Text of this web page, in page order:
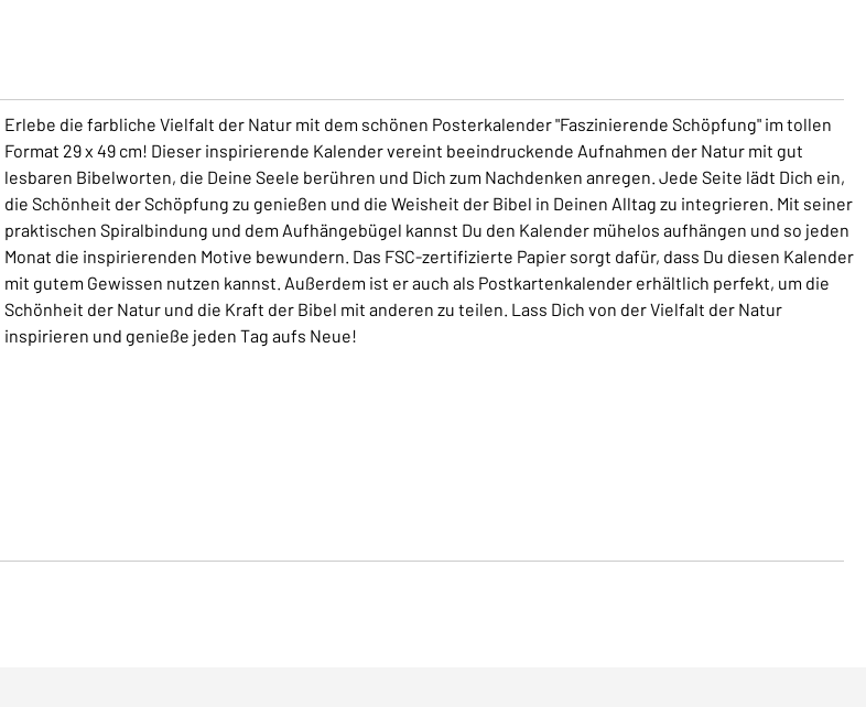
Erlebe die farbliche Vielfalt der Natur mit dem schönen Posterkalender "Faszinierende Schöpfung" im tollen
Format 29 x 49 cm! Dieser inspirierende Kalender vereint beeindruckende Aufnahmen der Natur mit gut
lesbaren Bibelworten, die Deine Seele berühren und Dich zum Nachdenken anregen. Jede Seite lädt Dich ein,
die Schönheit der Schöpfung zu genießen und die Weisheit der Bibel in Deinen Alltag zu integrieren. Mit seiner
praktischen Spiralbindung und dem Aufhängebügel kannst Du den Kalender mühelos aufhängen und so jeden
Monat die inspirierenden Motive bewundern. Das FSC-zertifizierte Papier sorgt dafür, dass Du diesen Kalender
mit gutem Gewissen nutzen kannst. Außerdem ist er auch als Postkartenkalender erhältlich perfekt, um die
Schönheit der Natur und die Kraft der Bibel mit anderen zu teilen. Lass Dich von der Vielfalt der Natur
inspirieren und genieße jeden Tag aufs Neue!